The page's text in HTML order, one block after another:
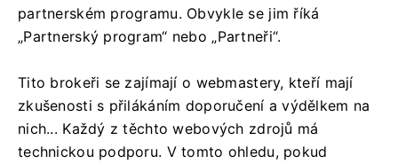
partnerském programu. Obvykle se jim říká
„Partnerský program“ nebo „Partneři“.
Tito brokeři se zajímají o webmastery, kteří mají
zkušenosti s přilákáním doporučení a výdělkem na
nich... Každý z těchto webových zdrojů má
technickou podporu. V tomto ohledu, pokud